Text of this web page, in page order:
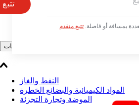
الخدمات اللوجستية والتخزين
تجهيز وشحن الطلبات
| حل أرامكس لإدارة المرتجعات
حلول القطاعات
النفط والغاز
المواد الكيميائية والبضائع الخطرة
الموضة وتجارة التجزئة
تتبع
بمسافة أو فاصلة. تتبع متقدم